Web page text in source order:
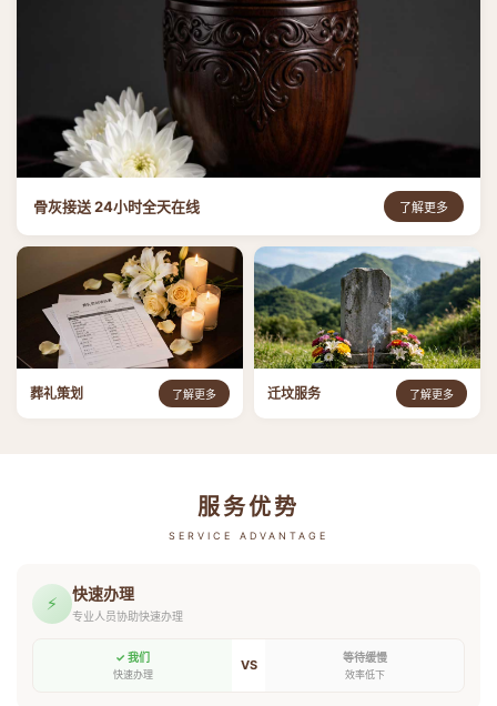
骨灰接送 24小时全天在线 了解更多
葬礼策划 了解更多 迁坟服务 了解更多
服务优势
SERVICE ADVANTAGE
⚡ 快速办理
专业人员协助快速办理
✓ 我们
快速办理
VS 等待缓慢
效率低下